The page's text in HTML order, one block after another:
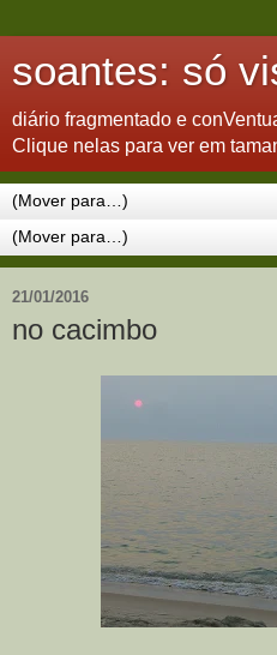
soantes: só
diário fragmentado e
Clique nelas para ver em
21/01/2016
no cacimbo